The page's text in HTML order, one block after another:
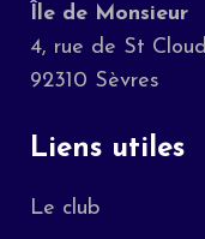
Île de Monsieur
4, rue de St Cloud
92310 Sèvres
Liens utiles
Le club